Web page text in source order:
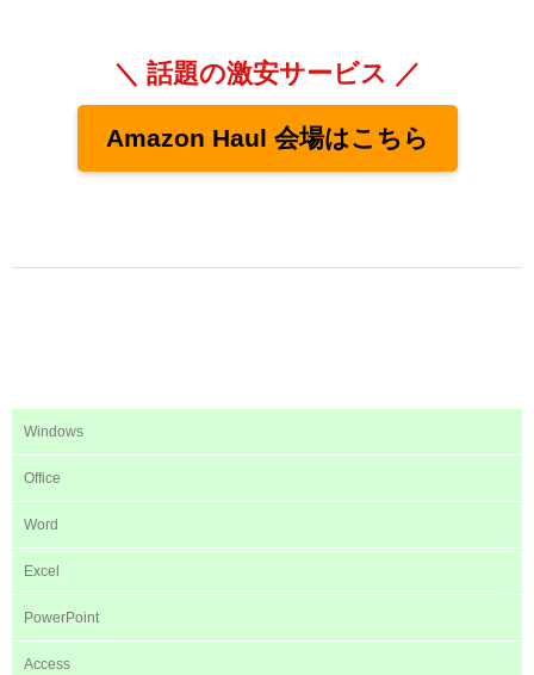
＼ 話題の激安サービス ／
Amazon Haul 会場はこちら
Windows
Office
Word
Excel
PowerPoint
Access